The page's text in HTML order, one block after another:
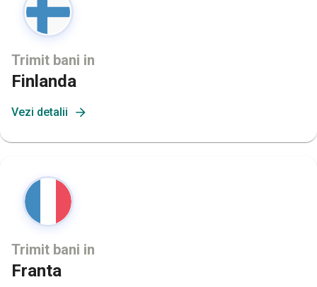
Trimit bani in
Finlanda
Vezi detalii
Trimit bani in
Franta